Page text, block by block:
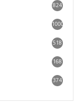
824
1000
518
168
374